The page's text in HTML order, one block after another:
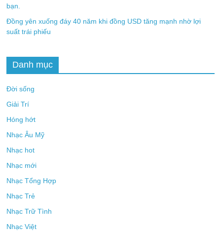
bạn.
Đồng yên xuống đáy 40 năm khi đồng USD tăng mạnh nhờ lợi
suất trái phiếu
Danh mục
Đời sống
Giải Trí
Hóng hớt
Nhạc Âu Mỹ
Nhạc hot
Nhạc mới
Nhạc Tổng Hợp
Nhạc Trẻ
Nhạc Trữ Tình
Nhạc Việt